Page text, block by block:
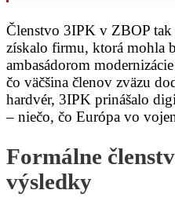
Členstvo 3IPK v ZBOP
získalo firmu, ktorá mohla
ambasádorom
čo väčšina členov zväzu
hardvér, 3IPK prinášalo
– niečo, čo Európa vo
Formálne
výsledky